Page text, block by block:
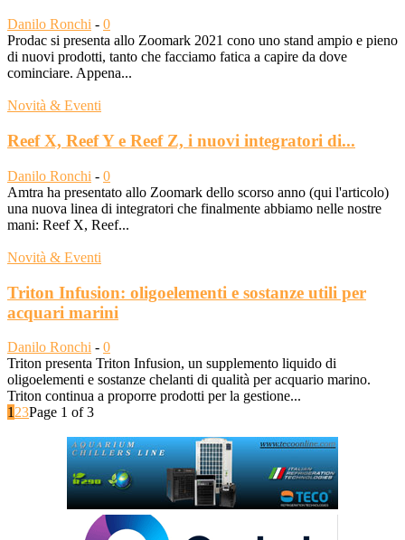
Danilo Ronchi - 0
Prodac si presenta allo Zoomark 2021 cono uno stand ampio e pieno
di nuovi prodotti, tanto che facciamo fatica a capire da dove
cominciare. Appena...
Novità & Eventi
Reef X, Reef Y e Reef Z, i nuovi integratori di...
Danilo Ronchi - 0
Amtra ha presentato allo Zoomark dello scorso anno (qui l'articolo)
una nuova linea di integratori che finalmente abbiamo nelle nostre
mani: Reef X, Reef...
Novità & Eventi
Triton Infusion: oligoelementi e sostanze utili per
acquari marini
Danilo Ronchi - 0
Triton presenta Triton Infusion, un supplemento liquido di
oligoelementi e sostanze chelanti di qualità per acquario marino.
Triton continua a proporre prodotti per la gestione...
1 23Page 1 of 3